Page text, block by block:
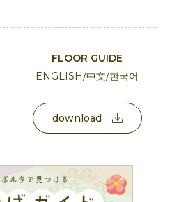
FLOOR GUIDE
ENGLISH/中文/한국어
download